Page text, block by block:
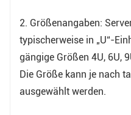
2. Größenangaben:
typischerweise in „U“-
gängige Größen 4U, 6U,
Die Größe kann je nach
ausgewählt werden.